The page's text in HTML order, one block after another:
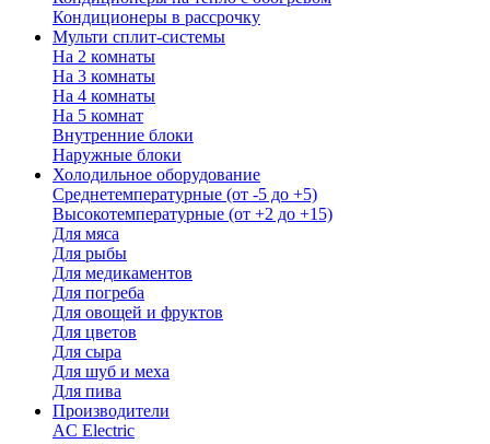
Кондиционеры в рассрочку
Мульти сплит-системы
На 2 комнаты
На 3 комнаты
На 4 комнаты
На 5 комнат
Внутренние блоки
Наружные блоки
Холодильное оборудование
Среднетемпературные (от -5 до +5)
Высокотемпературные (от +2 до +15)
Для мяса
Для рыбы
Для медикаментов
Для погреба
Для овощей и фруктов
Для цветов
Для сыра
Для шуб и меха
Для пива
Производители
AC Electric